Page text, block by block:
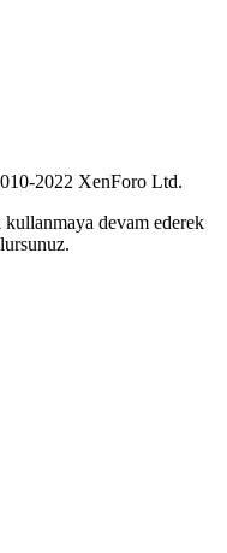
2022 XenForo Ltd.
devam ederek